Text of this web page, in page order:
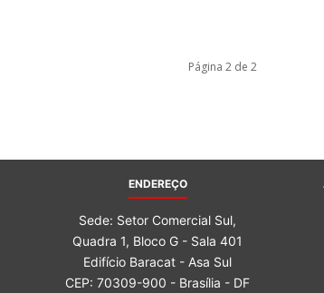
Funcionários
Página 2 de 2
ENDEREÇO
Sede: Setor Comercial Sul,
Quadra 1, Bloco G - Sala 401
Edifício Baracat - Asa Sul
CEP: 70309-900 - Brasília - DF